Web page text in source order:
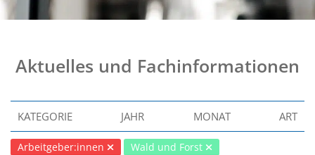
Aktuelles und Fachinformationen
KATEGORIE JAHR MONAT ART
Arbeitgeber:innen Wald und Forst